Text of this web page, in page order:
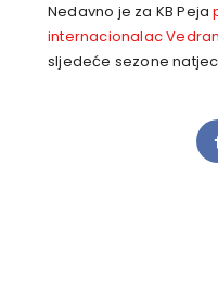
Nedavno je za KB Peja
internacionalac
sljedeće sezone